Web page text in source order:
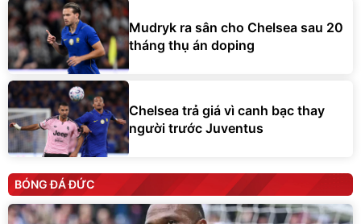
Mudryk ra sân cho Chelsea sau 20
tháng thụ án doping
Chelsea trả giá vì canh bạc thay
người trước Juventus
BÓNG ĐÁ ĐỨC